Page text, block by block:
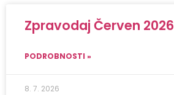
Zpravodaj Červen 2026
PODROBNOSTI »
8. 7. 2026